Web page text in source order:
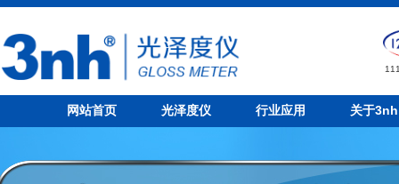
网站首页 光泽度仪 行业应用 关于3nh